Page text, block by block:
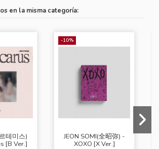
en la misma categoría:
테미스)
[B Ver.]
-10%
JEON SOMI(全昭弥) -
XOXO [X Ver.]